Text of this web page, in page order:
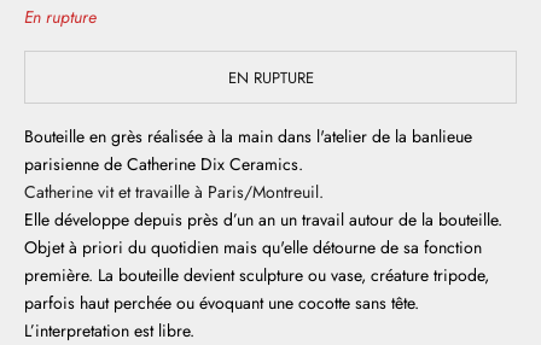
En rupture
EN RUPTURE
Bouteille en grès réalisée à la main dans l'atelier de la banlieue
parisienne de Catherine Dix Ceramics.
Catherine vit et travaille à Paris/Montreuil.
Elle développe depuis près d’un an un travail autour de la bouteille.
Objet à priori du quotidien mais qu'elle détourne de sa fonction
première. La bouteille devient sculpture ou vase, créature tripode,
parfois haut perchée ou évoquant une cocotte sans tête.
L’interpretation est libre.